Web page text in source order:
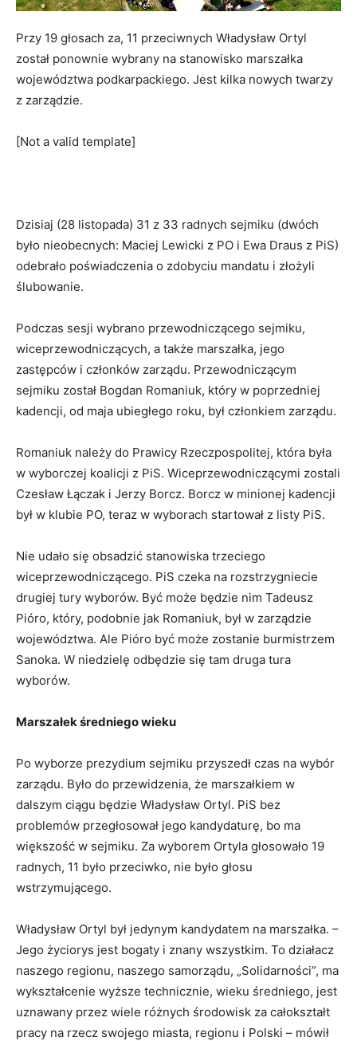
Przy 19 głosach za, 11 przeciwnych Władysław Ortyl
został ponownie wybrany na stanowisko marszałka
województwa podkarpackiego. Jest kilka nowych twarzy
z zarządzie.
[Not a valid template]
Dzisiaj (28 listopada) 31 z 33 radnych sejmiku (dwóch
było nieobecnych: Maciej Lewicki z PO i Ewa Draus z PiS)
odebrało poświadczenia o zdobyciu mandatu i złożyli
ślubowanie.
Podczas sesji wybrano przewodniczącego sejmiku,
wiceprzewodniczących, a także marszałka, jego
zastępców i członków zarządu. Przewodniczącym
sejmiku został Bogdan Romaniuk, który w poprzedniej
kadencji, od maja ubiegłego roku, był członkiem zarządu.
Romaniuk należy do Prawicy Rzeczpospolitej, która była
w wyborczej koalicji z PiS. Wiceprzewodniczącymi zostali
Czesław Łączak i Jerzy Borcz. Borcz w minionej kadencji
był w klubie PO, teraz w wyborach startował z listy PiS.
Nie udało się obsadzić stanowiska trzeciego
wiceprzewodniczącego. PiS czeka na rozstrzygniecie
drugiej tury wyborów. Być może będzie nim Tadeusz
Pióro, który, podobnie jak Romaniuk, był w zarządzie
województwa. Ale Pióro być może zostanie burmistrzem
Sanoka. W niedzielę odbędzie się tam druga tura
wyborów.
Marszałek średniego wieku
Po wyborze prezydium sejmiku przyszedł czas na wybór
zarządu. Było do przewidzenia, że marszałkiem w
dalszym ciągu będzie Władysław Ortyl. PiS bez
problemów przegłosował jego kandydaturę, bo ma
większość w sejmiku. Za wyborem Ortyla głosowało 19
radnych, 11 było przeciwko, nie było głosu
wstrzymującego.
Władysław Ortyl był jedynym kandydatem na marszałka. –
Jego życiorys jest bogaty i znany wszystkim. To działacz
naszego regionu, naszego samorządu, „Solidarności”, ma
wykształcenie wyższe technicznie, wieku średniego, jest
uznawany przez wiele różnych środowisk za całokształt
pracy na rzecz swojego miasta, regionu i Polski – mówił